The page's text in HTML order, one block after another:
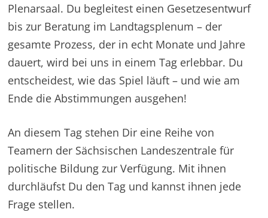
Plenarsaal. Du begleitest einen Gesetzesentwurf
bis zur Beratung im Landtagsplenum – der
gesamte Prozess, der in echt Monate und Jahre
dauert, wird bei uns in einem Tag erlebbar. Du
entscheidest, wie das Spiel läuft – und wie am
Ende die Abstimmungen ausgehen!
An diesem Tag stehen Dir eine Reihe von
Teamern der Sächsischen Landeszentrale für
politische Bildung zur Verfügung. Mit ihnen
durchläufst Du den Tag und kannst ihnen jede
Frage stellen.